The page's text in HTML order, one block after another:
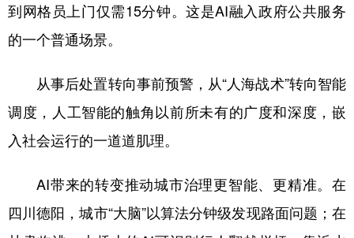
到网格员上门仅需15分钟。这是AI融入政府公共服务
的一个普通场景。
从事后处置转向事前预警，从“人海战术”转向智能
调度，人工智能的触角以前所未有的广度和深度，嵌
入社会运行的一道道肌理。
AI带来的转变推动城市治理更智能、更精准。在
四川德阳，城市“大脑”以算法分钟级发现路面问题；在